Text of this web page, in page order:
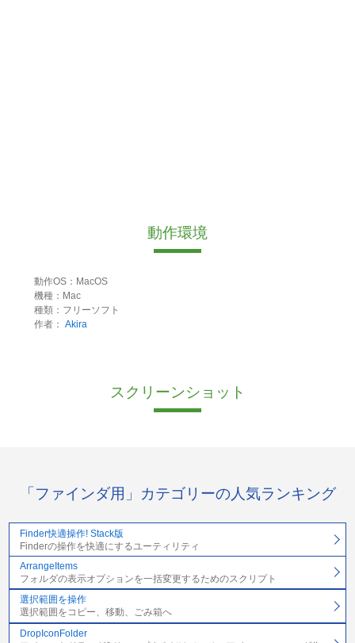
動作環境
動作OS：MacOS
機種：Mac
種類：フリーソフト
作者： Akira
スクリーンショット
「ファインダ用」カテゴリーの人気ランキング
Finder快適操作! Stack版
Finderの操作を快適にするユーティリティ
ArrangeItems
フォルダの表示オプションを一括変更するためのスクリプト
選択範囲を操作
選択範囲をコピー、移動、ごみ箱へ
DropIconFolder